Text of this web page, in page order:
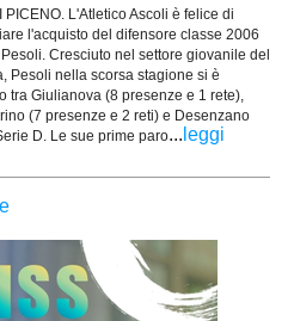
PICENO. L'Atletico Ascoli è felice di
l'acquisto del difensore classe 2006
Cresciuto nel settore giovanile del
Pesoli nella scorsa stagione si è
tra Giulianova (8 presenze e 1 rete),
(7 presenze e 2 reti) e Desenzano
D. Le sue prime paro... leggi